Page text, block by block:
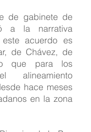
de gabinete de
a la narrativa
acuerdo es
de Chávez, de
que para los
alineamiento
hace meses
en la zona